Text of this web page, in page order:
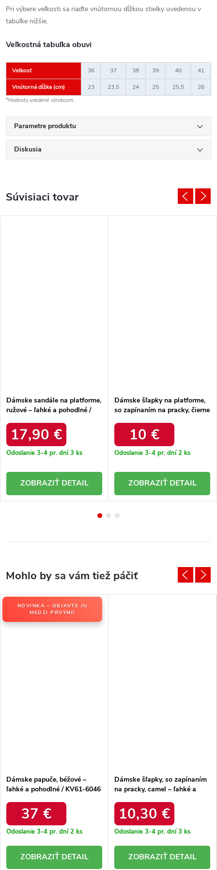
Pri výbere veľkosti sa riaďte vnútornou dĺžkou stielky uvedenou v
tabuľke nižšie.
Veľkostná tabuľka obuvi
Veľkosť 36 37 38 39 40 41
Vnútorná dĺžka (cm) 23 23,5 24 25 25,5 26
*Hodnoty uvedené výrobcom.
Parametre produktu
Diskusia
Súvisiaci tovar
Dámske sandále na platforme,
ružové – ľahké a pohodlné /
17,90 €
Odoslanie 3-4 pr. dní3 ks
DETAIL
Dámske šľapky na platforme,
so zapínaním na pracky, čierne
BLACK10 €
Odoslanie 3-4 pr. dní2 ks
DETAIL
NOVINKA – OBJAVTE JU
MEDZI PRVÝMI!
Dámske papuče, béžové –
ľahké a pohodlné / KV61-6046
37 €
Odoslanie 3-4 pr. dní2 ks
DETAIL
Dámske šľapky, so zapínaním
na pracky, camel – ľahké a
10,30 €
Odoslanie 3-4 pr. dní3 ks
DETAIL